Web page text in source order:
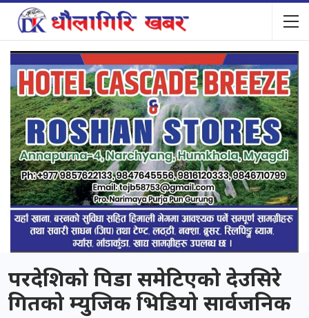
परदेशिको पिडा समेटिएको देउसिरे
गितको म्युजिक भिडियो सार्वजनिक